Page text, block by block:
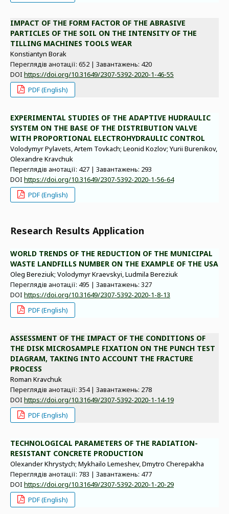
IMPACT OF THE FORM FACTOR OF THE ABRASIVE
PARTICLES OF THE SOIL ON THE INTENSITY OF THE
TILLING MACHINES TOOLS WEAR
Konstiantyn Borak
Переглядів анотації: 652 | Завантажень: 420
DOI https://doi.org/10.31649/2307-5392-2020-1-46-55
PDF (English)
EXPERIMENTAL STUDIES OF THE ADAPTIVE HUDRAULIC
SYSTEM ON THE BASE OF THE DISTRIBUTION VALVE
WITH PROPORTIONAL ELECTROHYDRAULIC CONTROL
Volodymyr Pylavets, Artem Tovkach; Leonid Kozlov; Yurii Burenikov,
Olexandre Kravchuk
Переглядів анотації: 427 | Завантажень: 293
DOI https://doi.org/10.31649/2307-5392-2020-1-56-64
PDF (English)
Research Results Application
WORLD TRENDS OF THE REDUCTION OF THE MUNICIPAL
WASTE LANDFILLS NUMBER ON THE EXAMPLE OF THE USA
Оleg Bereziuk; Volodymyr Kraevskyi, Ludmila Bereziuk
Переглядів анотації: 495 | Завантажень: 327
DOI https://doi.org/10.31649/2307-5392-2020-1-8-13
PDF (English)
ASSESSMENT OF THE IMPACT OF THE CONDITIONS OF
THE DISK MICROSAMPLE FIXATION ON THE PUNCH TEST
DIAGRAM, TAKING INTO ACCOUNT THE FRACTURE
PROCESS
Roman Kravchuk
Переглядів анотації: 354 | Завантажень: 278
DOI https://doi.org/10.31649/2307-5392-2020-1-14-19
PDF (English)
TECHNOLOGICAL PARAMETERS OF THE RADIATION-
RESISTANT CONCRETE PRODUCTION
Olexander Khrystych; Mykhailo Lemeshev, Dmytro Cherepakha
Переглядів анотації: 783 | Завантажень: 477
DOI https://doi.org/10.31649/2307-5392-2020-1-20-29
PDF (English)